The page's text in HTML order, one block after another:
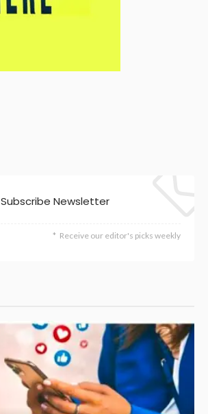
Subscribe Newsletter
Receive our editor's picks weekly